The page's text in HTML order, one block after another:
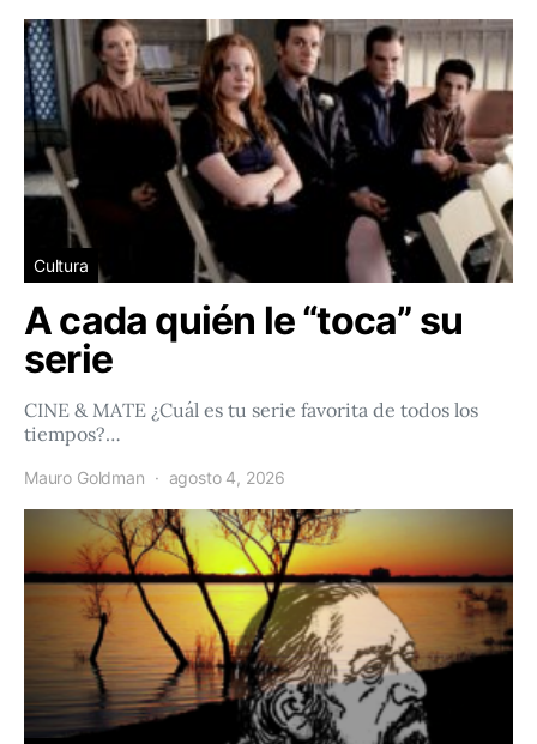
Cultura
A cada quién le “toca” su
serie
CINE & MATE ¿Cuál es tu serie favorita de todos los
tiempos?…
Mauro Goldman agosto 4, 2026